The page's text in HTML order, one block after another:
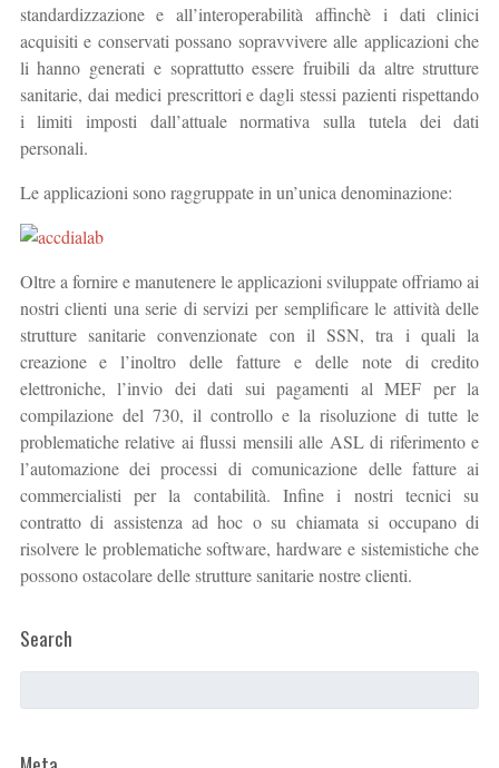
standardizzazione e all’interoperabilità affinchè i dati clinici
acquisiti e conservati possano sopravvivere alle applicazioni che
li hanno generati e soprattutto essere fruibili da altre strutture
sanitarie, dai medici prescrittori e dagli stessi pazienti rispettando
i limiti imposti dall’attuale normativa sulla tutela dei dati
personali.
Le applicazioni sono raggruppate in un’unica denominazione:
Oltre a fornire e manutenere le applicazioni sviluppate offriamo ai
nostri clienti una serie di servizi per semplificare le attività delle
strutture sanitarie convenzionate con il SSN, tra i quali la
creazione e l’inoltro delle fatture e delle note di credito
elettroniche, l’invio dei dati sui pagamenti al MEF per la
compilazione del 730, il controllo e la risoluzione di tutte le
problematiche relative ai flussi mensili alle ASL di riferimento e
l’automazione dei processi di comunicazione delle fatture ai
commercialisti per la contabilità. Infine i nostri tecnici su
contratto di assistenza ad hoc o su chiamata si occupano di
risolvere le problematiche software, hardware e sistemistiche che
possono ostacolare delle strutture sanitarie nostre clienti.
Search